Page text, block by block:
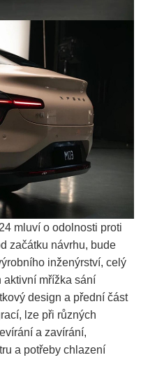
mluví o odolnosti proti
začátku návrhu, bude
inženýrství, celý
aktivní mřížka sání
design a přední část
lze při různých
a zavírání,
a potřeby chlazení